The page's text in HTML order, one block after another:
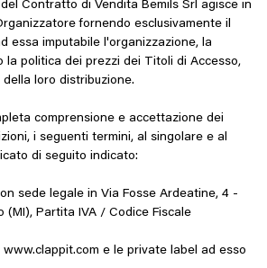
Contratto di Vendita Bemils Srl agisce in
fornendo esclusivamente il
essa imputabile l'organizzazione, la
politica dei prezzi dei Titoli di Accesso,
loro distribuzione.
comprensione e accettazione dei
i seguenti termini, al singolare e al
di seguito indicato:
sede legale in Via Fosse Ardeatine, 4 -
(MI), Partita IVA / Codice Fiscale
e le private label ad esso